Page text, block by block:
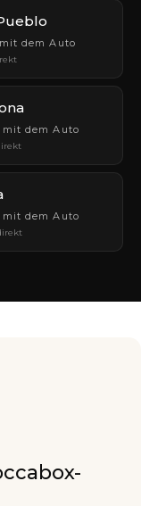
dem Auto
dem Auto
dem Auto